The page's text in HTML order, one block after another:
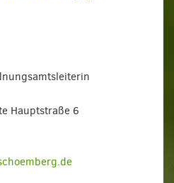
Hauptstraße 6